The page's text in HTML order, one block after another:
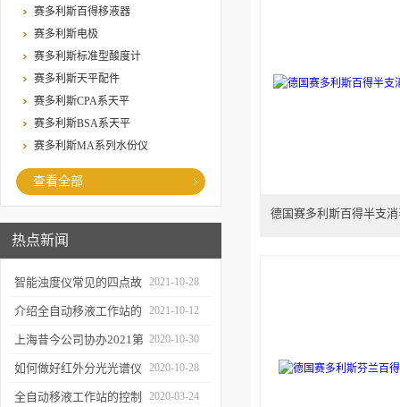
赛多利斯百得移液器
赛多利斯电极
赛多利斯标准型酸度计
赛多利斯天平配件
赛多利斯CPA系天平
赛多利斯BSA系天平
赛多利斯MA系列水份仪
查看全部
热点新闻
智能浊度仪常见的四点故
障
2021-10-28
介绍全自动移液工作站的
三种移液方式
2021-10-12
上海昔今公司协办2021第
二届上海沪助科研圈发展
年会
2020-10-30
如何做好红外分光光谱仪
的防潮工作
2020-10-28
全自动移液工作站的控制 2020-03-24
德国赛多利斯百得半支